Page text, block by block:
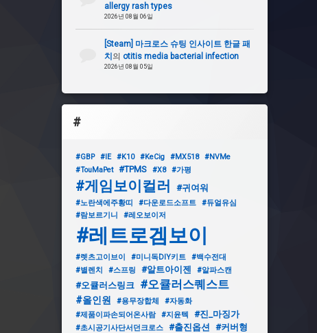
allergy rash types
2026년 08월 06일
[Steam] 마크로스 슈팅 인사이트 한글 패
치의 otitis media bacterial infection
2026년 08월 05일
#
#GBP #IE #K10 #KeCig #MX518
#NVMe
#TouMaPet
#TPMS #X8 #가평
#게임보이컬러 #귀여워
#노란색에주황띠 #다운로드소프트
#듀얼유심
#람보르기니
#레오보이저
#레트로겜보이
#렛츠고이브이 #미니독DIY키트
#백수전대
#별렌치
#스프링 #알트아이젠 #알파스캔
#오큘러스링크 #오큘러스퀘스트
#올인원 #용무장합체
#자동화
#제품이파손되어온사람
#지윤텍 #진_마징가
#초시공기사단서던크로스 #출진옵션 #커버형